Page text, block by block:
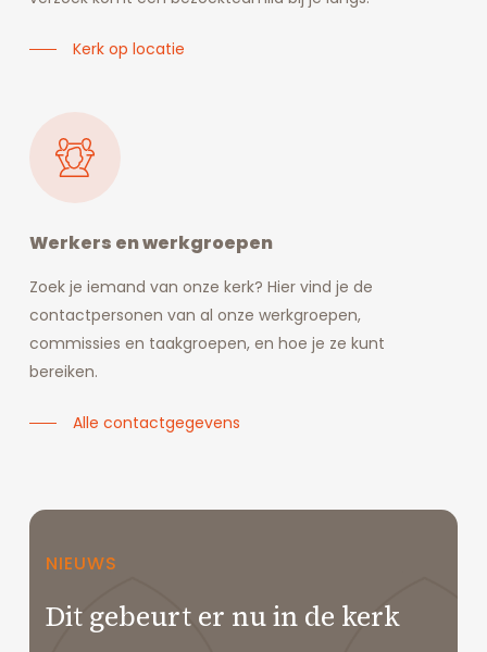
Kerk op locatie
Werkers en werkgroepen
Zoek je iemand van onze kerk? Hier vind je de
contactpersonen van al onze werkgroepen,
commissies en taakgroepen, en hoe je ze kunt
bereiken.
Alle contactgegevens
NIEUWS
Dit gebeurt er nu in de kerk